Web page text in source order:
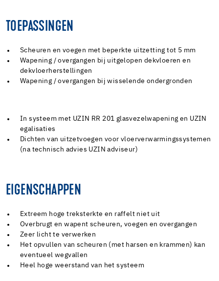
TOEPASSINGEN
Scheuren en voegen met beperkte uitzetting tot 5 mm
Wapening / overgangen bij uitgelopen dekvloeren en
dekvloerherstellingen
Wapening / overgangen bij wisselende ondergronden
In systeem met UZIN RR 201 glasvezelwapening en UZIN
egalisaties
Dichten van uitzetvoegen voor vloerverwarmingssystemen
(na technisch advies UZIN adviseur)
EIGENSCHAPPEN
Extreem hoge treksterkte en raffelt niet uit
Overbrugt en wapent scheuren, voegen en overgangen
Zeer licht te verwerken
Het opvullen van scheuren (met harsen en krammen) kan
eventueel wegvallen
Heel hoge weerstand van het systeem